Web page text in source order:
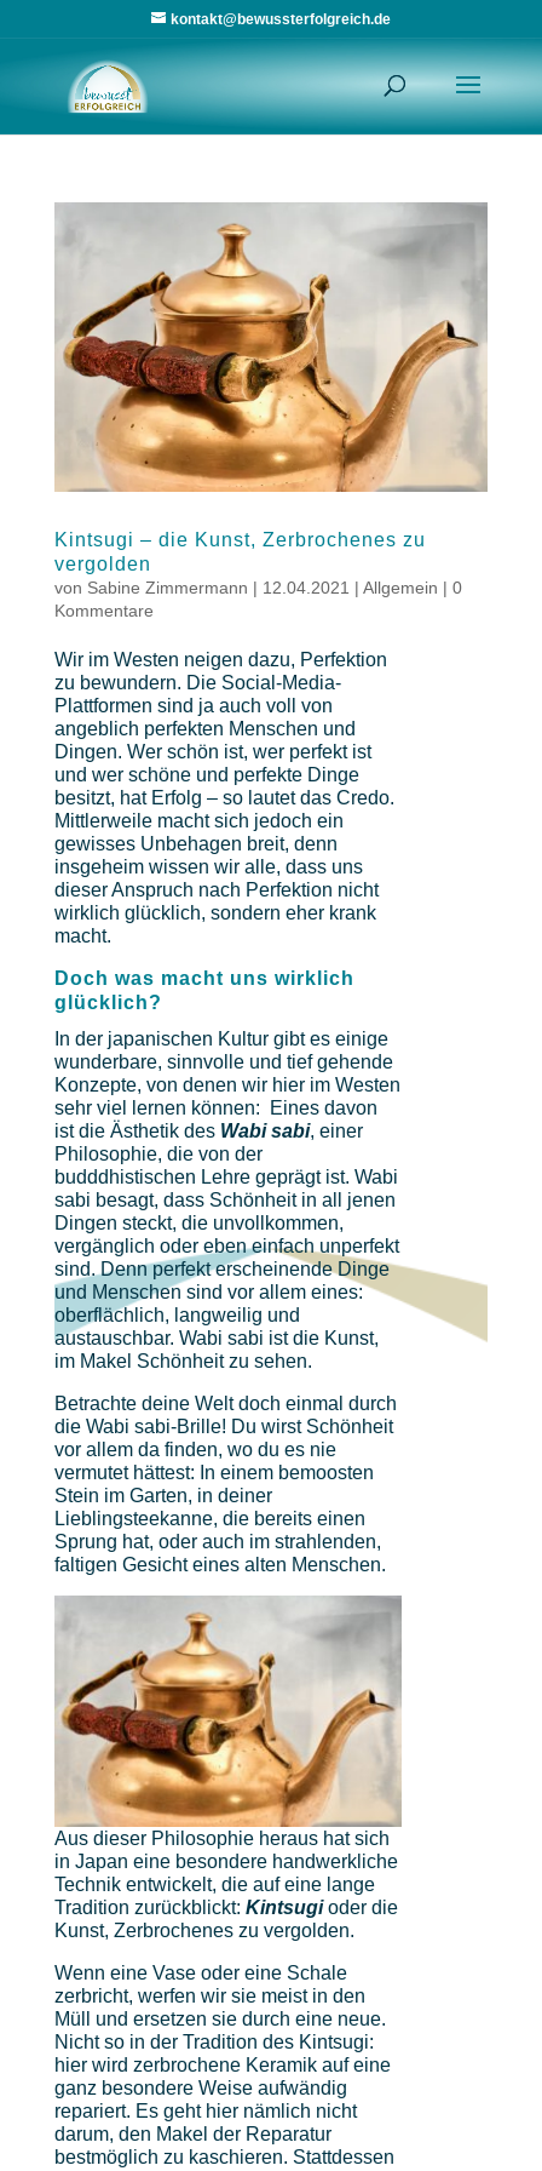
kontakt@bewussterfolgreich.de
Kintsugi – die Kunst, Zerbrochenes zu
vergolden
von Sabine Zimmermann | 12.04.2021 | Allgemein | 0
Kommentare
Wir im Westen neigen dazu, Perfektion
zu bewundern. Die Social-Media-
Plattformen sind ja auch voll von
angeblich perfekten Menschen und
Dingen. Wer schön ist, wer perfekt ist
und wer schöne und perfekte Dinge
besitzt, hat Erfolg – so lautet das Credo.
Mittlerweile macht sich jedoch ein
gewisses Unbehagen breit, denn
insgeheim wissen wir alle, dass uns
dieser Anspruch nach Perfektion nicht
wirklich glücklich, sondern eher krank
macht.
Doch was macht uns wirklich
glücklich?
In der japanischen Kultur gibt es einige
wunderbare, sinnvolle und tief gehende
Konzepte, von denen wir hier im Westen
sehr viel lernen können: Eines davon
ist die Ästhetik des Wabi sabi, einer
Philosophie, die von der
budddhistischen Lehre geprägt ist. Wabi
sabi besagt, dass Schönheit in all jenen
Dingen steckt, die unvollkommen,
vergänglich oder eben einfach unperfekt
sind. Denn perfekt erscheinende Dinge
und Menschen sind vor allem eines:
oberflächlich, langweilig und
austauschbar. Wabi sabi ist die Kunst,
im Makel Schönheit zu sehen.
Betrachte deine Welt doch einmal durch
die Wabi sabi-Brille! Du wirst Schönheit
vor allem da finden, wo du es nie
vermutet hättest: In einem bemoosten
Stein im Garten, in deiner
Lieblingsteekanne, die bereits einen
Sprung hat, oder auch im strahlenden,
faltigen Gesicht eines alten Menschen.
Aus dieser Philosophie heraus hat sich
in Japan eine besondere handwerkliche
Technik entwickelt, die auf eine lange
Tradition zurückblickt: Kintsugioder die
Kunst, Zerbrochenes zu vergolden.
Wenn eine Vase oder eine Schale
zerbricht, werfen wir sie meist in den
Müll und ersetzen sie durch eine neue.
Nicht so in der Tradition des Kintsugi:
hier wird zerbrochene Keramik auf eine
ganz besondere Weise aufwändig
repariert. Es geht hier nämlich nicht
darum, den Makel der Reparatur
bestmöglich zu kaschieren. Stattdessen